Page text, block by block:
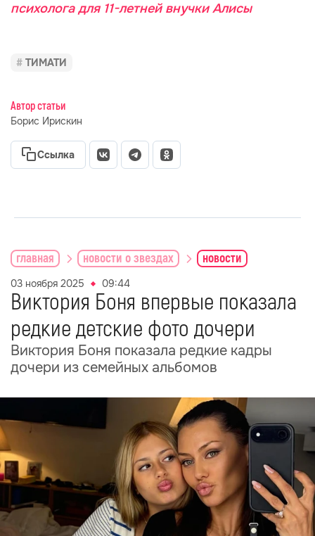
психолога для 11-летней внучки Алисы
ТИМАТИ
Автор статьи
Борис Ирискин
Ссылка
главная новости о звездах новости
03 ноября 2025 09:44
Виктория Боня впервые показала
редкие детские фото дочери
Виктория Боня показала редкие кадры
дочери из семейных альбомов